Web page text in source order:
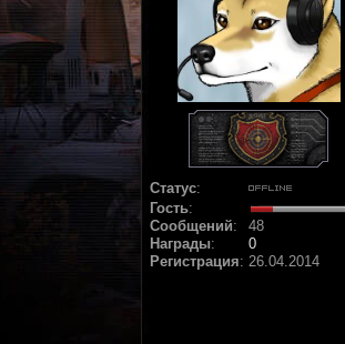
Статус:
Гость:
Сообщений:
48
Награды:
0
Регистрация: 26.04.2014